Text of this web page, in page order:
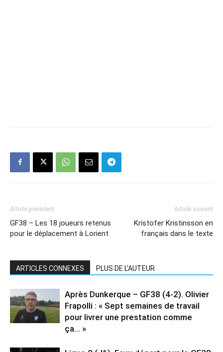
Article précédent
GF38 – Les 18 joueurs retenus
pour le déplacement à Lorient
Article suivant
Kristofer Kristinsson en
français dans le texte
ARTICLES CONNEXES PLUS DE L'AUTEUR
Après Dunkerque – GF38 (4-2). Olivier
Frapolli : « Sept semaines de travail
pour livrer une prestation comme
ça… »